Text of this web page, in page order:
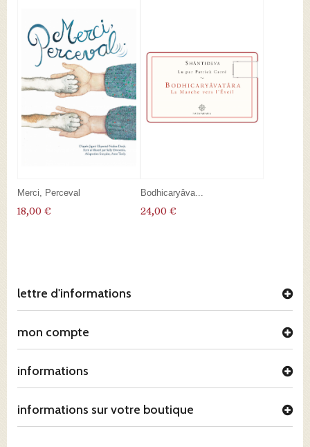
Merci, Perceval
18,00 €
Bodhicaryâva...
24,00 €
lettre d'informations
mon compte
informations
informations sur votre boutique